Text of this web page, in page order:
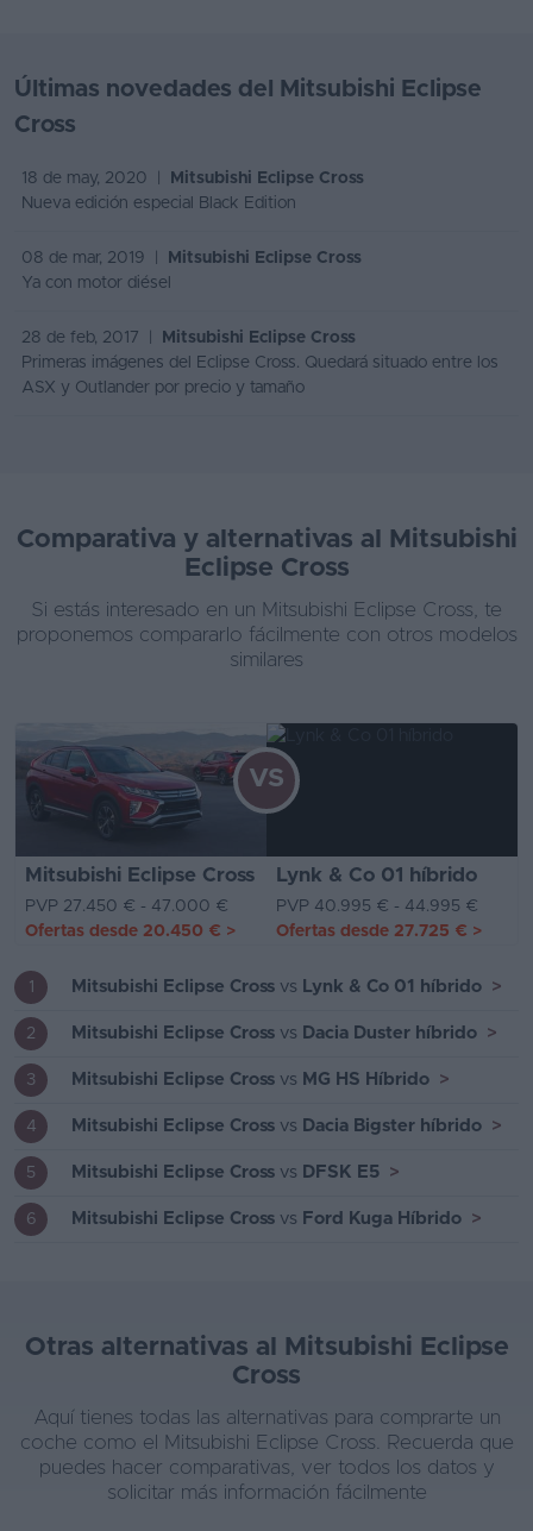
Últimas novedades del Mitsubishi Eclipse
Cross
18 de may, 2020 |
Mitsubishi Eclipse Cross
Nueva edición especial Black Edition
08 de mar, 2019 |
Mitsubishi Eclipse Cross
Ya con motor diésel
28 de feb, 2017 |
Mitsubishi Eclipse Cross
Primeras imágenes del Eclipse Cross. Quedará situado entre los
ASX y Outlander por precio y tamaño
Comparativa y alternativas al Mitsubishi
Eclipse Cross
Si estás interesado en un Mitsubishi Eclipse Cross, te
proponemos compararlo fácilmente con otros modelos
similares
Mitsubishi Eclipse Cross Lynk & Co 01 híbrido
VS
PVP 27.450 € - 47.000 €
PVP 40.995 € - 44.995 €
Ofertas desde 20.450 € > Ofertas desde 27.725 € >
1 Mitsubishi Eclipse Cross vs Lynk & Co 01 híbrido >
2 Mitsubishi Eclipse Cross vs Dacia Duster híbrido >
3 Mitsubishi Eclipse Cross vs MG HS Híbrido >
4 Mitsubishi Eclipse Cross vs Dacia Bigster híbrido >
5 Mitsubishi Eclipse Cross vs DFSK E5 >
6 Mitsubishi Eclipse Cross vs Ford Kuga Híbrido >
Otras alternativas al Mitsubishi Eclipse
Cross
Aquí tienes todas las alternativas para comprarte un
coche como el Mitsubishi Eclipse Cross. Recuerda que
puedes hacer comparativas, ver todos los datos y
solicitar más información fácilmente